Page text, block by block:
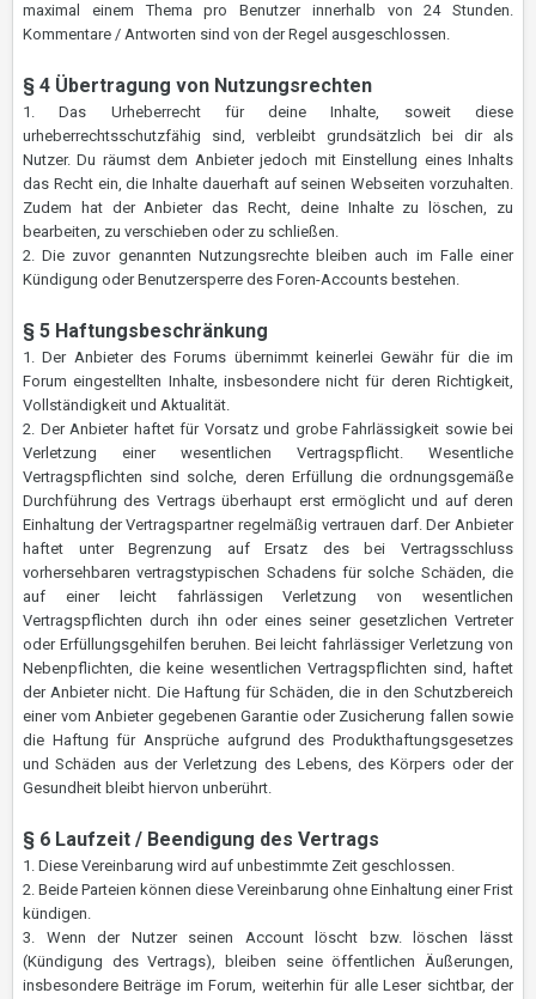
maximal einem Thema pro Benutzer innerhalb von 24 Stunden.
Kommentare / Antworten sind von der Regel ausgeschlossen.
§ 4 Übertragung von Nutzungsrechten
1. Das Urheberrecht für deine Inhalte, soweit diese
urheberrechtsschutzfähig sind, verbleibt grundsätzlich bei dir als
Nutzer. Du räumst dem Anbieter jedoch mit Einstellung eines Inhalts
das Recht ein, die Inhalte dauerhaft auf seinen Webseiten vorzuhalten.
Zudem hat der Anbieter das Recht, deine Inhalte zu löschen, zu
bearbeiten, zu verschieben oder zu schließen.
2. Die zuvor genannten Nutzungsrechte bleiben auch im Falle einer
Kündigung oder Benutzersperre des Foren-Accounts bestehen.
§ 5 Haftungsbeschränkung
1. Der Anbieter des Forums übernimmt keinerlei Gewähr für die im
Forum eingestellten Inhalte, insbesondere nicht für deren Richtigkeit,
Vollständigkeit und Aktualität.
2. Der Anbieter haftet für Vorsatz und grobe Fahrlässigkeit sowie bei
Verletzung einer wesentlichen Vertragspflicht. Wesentliche
Vertragspflichten sind solche, deren Erfüllung die ordnungsgemäße
Durchführung des Vertrags überhaupt erst ermöglicht und auf deren
Einhaltung der Vertragspartner regelmäßig vertrauen darf. Der Anbieter
haftet unter Begrenzung auf Ersatz des bei Vertragsschluss
vorhersehbaren vertragstypischen Schadens für solche Schäden, die
auf einer leicht fahrlässigen Verletzung von wesentlichen
Vertragspflichten durch ihn oder eines seiner gesetzlichen Vertreter
oder Erfüllungsgehilfen beruhen. Bei leicht fahrlässiger Verletzung von
Nebenpflichten, die keine wesentlichen Vertragspflichten sind, haftet
der Anbieter nicht. Die Haftung für Schäden, die in den Schutzbereich
einer vom Anbieter gegebenen Garantie oder Zusicherung fallen sowie
die Haftung für Ansprüche aufgrund des Produkthaftungsgesetzes
und Schäden aus der Verletzung des Lebens, des Körpers oder der
Gesundheit bleibt hiervon unberührt.
§ 6 Laufzeit / Beendigung des Vertrags
1. Diese Vereinbarung wird auf unbestimmte Zeit geschlossen.
2. Beide Parteien können diese Vereinbarung ohne Einhaltung einer Frist
kündigen.
3. Wenn der Nutzer seinen Account löscht bzw. löschen lässt
(Kündigung des Vertrags), bleiben seine öffentlichen Äußerungen,
insbesondere Beiträge im Forum, weiterhin für alle Leser sichtbar, der